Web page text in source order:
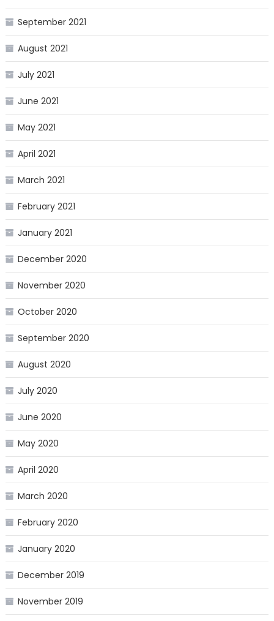
September 2021
August 2021
July 2021
June 2021
May 2021
April 2021
March 2021
February 2021
January 2021
December 2020
November 2020
October 2020
September 2020
August 2020
July 2020
June 2020
May 2020
April 2020
March 2020
February 2020
January 2020
December 2019
November 2019